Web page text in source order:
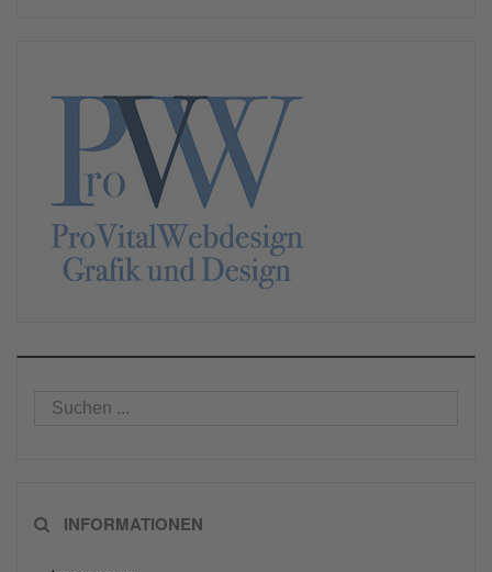
INFORMATIONEN